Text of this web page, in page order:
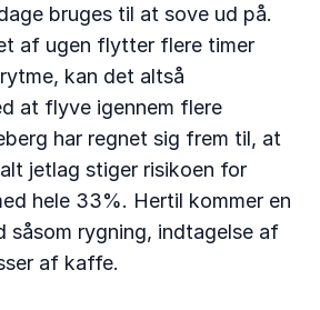
bruges til at sove ud på.
af ugen flytter flere timer
kan det altså
at flyve igennem flere
har regnet sig frem til, at
jetlag stiger risikoen for
hele 33%. Hertil kommer en
rygning, indtagelse af
af kaffe.